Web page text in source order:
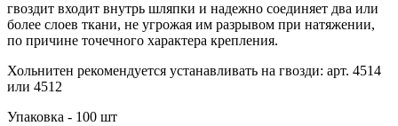
гвоздит входит внутрь шляпки и надежно соединяет два или
более слоев ткани, не угрожая им разрывом при натяжении,
по причине точечного характера крепления.
Хольнитен рекомендуется устанавливать на гвозди: арт. 4514
или 4512
Упаковка - 100 шт